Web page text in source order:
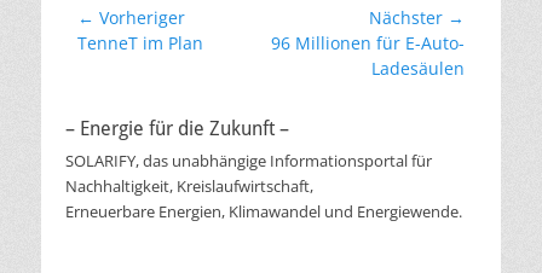
Beitragsnavigation
← Vorheriger
Vorheriger
TenneT im Plan
Nächster →
Nächster
96 Millionen für E-Auto-
Ladesäulen
– Energie für die Zukunft –
SOLARIFY, das unabhängige Informationsportal für
Nachhaltigkeit, Kreislaufwirtschaft,
Erneuerbare Energien, Klimawandel und Energiewende.